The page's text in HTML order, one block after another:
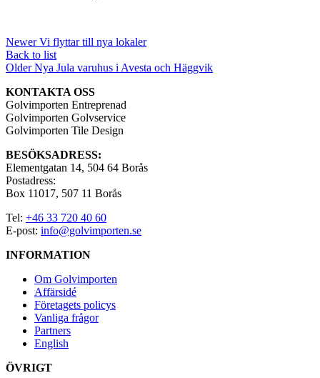
Newer Vi flyttar till nya lokaler
Back to list
Older Nya Jula varuhus i Avesta och Häggvik
KONTAKTA OSS
Golvimporten Entreprenad
Golvimporten Golvservice
Golvimporten Tile Design
BESÖKSADRESS:
Elementgatan 14, 504 64 Borås
Postadress:
Box 11017, 507 11 Borås
Tel: +46 33 720 40 60
E-post: info@golvimporten.se
INFORMATION
Om Golvimporten
Affärsidé
Företagets policys
Vanliga frågor
Partners
English
ÖVRIGT